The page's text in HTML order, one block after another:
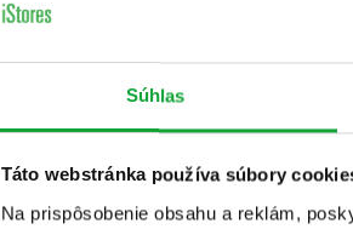
Súhlas
Táto webstránka používa súbory
Na prispôsobenie obsahu a reklám,